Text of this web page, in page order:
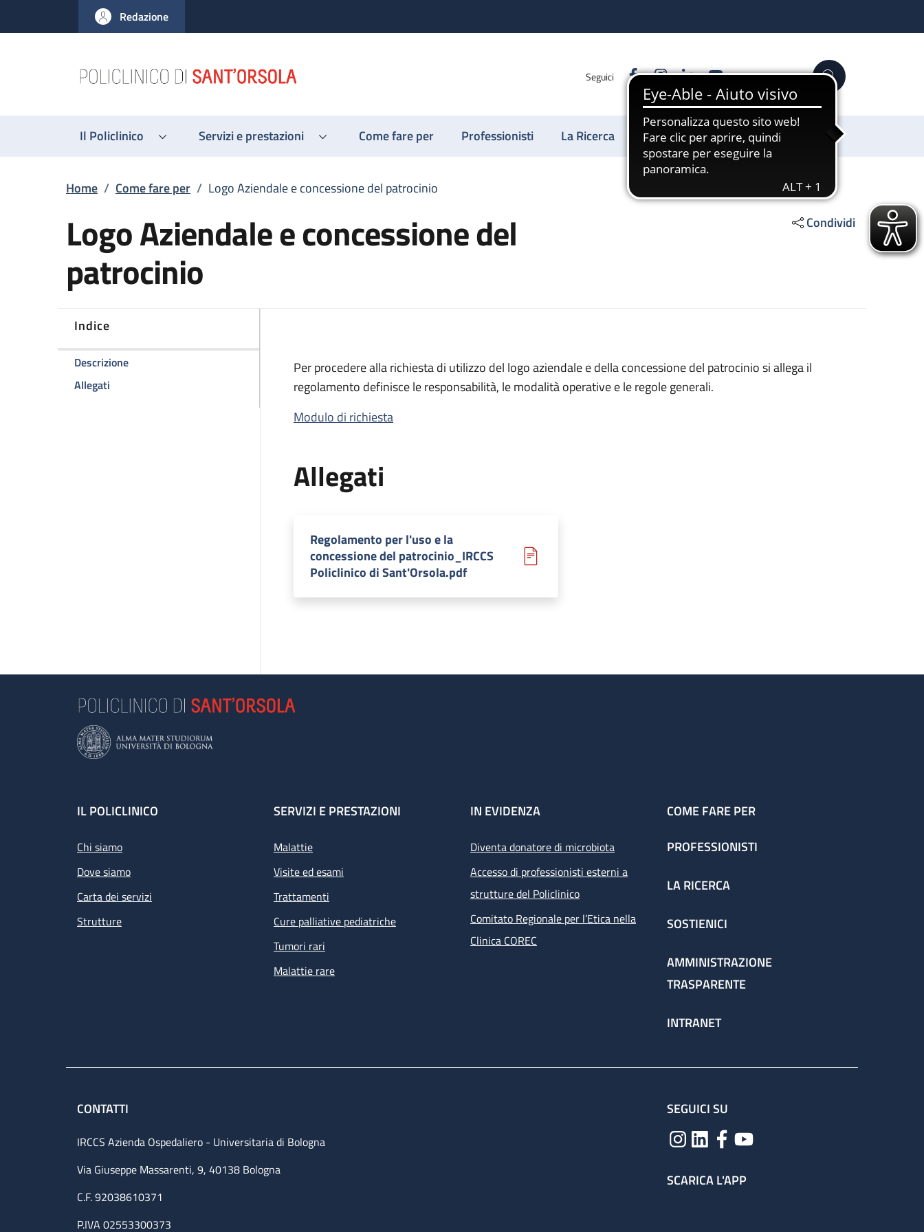
al contenuto principale
to footer content
Redazione
Seguici FacebookInstagram
LinkedinYouTube Cerca
Il Policlinico Servizi e prestazioni Come fare per Professionisti La Ricerca Sostienici
Briciole di pane
Home / Come fare per / Logo Aziendale e concessione del patrocinio
Logo Aziendale e concessione del
patrocinio
Condividi
Indice
Descrizionedella pagina Logo Aziendale e concessione del patrocinio
Allegati della pagina Logo Aziendale e concessione del patrocinio
Per procedere alla richiesta di utilizzo del logo aziendale e della concessione del patrocinio si allega il
regolamento definisce le responsabilità, le modalità operative e le regole generali.
Modulo di richiesta
Allegati
Regolamento per l'uso e la
concessione del patrocinio_IRCCS
Policlinico di Sant'Orsola.pdf
Footer
IL POLICLINICO
Chi siamo
Dove siamo
Carta dei servizi
Strutture
SERVIZI E PRESTAZIONI
Malattie
Visite ed esami
Trattamenti
Cure palliative pediatriche
Tumori rari
Malattie rare
IN EVIDENZA
Diventa donatore di microbiota
Accesso di professionisti esterni a
strutture del Policlinico
Comitato Regionale per l’Etica nella
Clinica COREC
COME FARE PER
PROFESSIONISTI
LA RICERCA
SOSTIENICI
AMMINISTRAZIONE
TRASPARENTE
INTRANET
CONTATTI
IRCCS Azienda Ospedaliero - Universitaria di Bologna
Via Giuseppe Massarenti, 9, 40138 Bologna
C.F. 92038610371
P.IVA 02553300373
SEGUICI SU
SCARICA L'APP